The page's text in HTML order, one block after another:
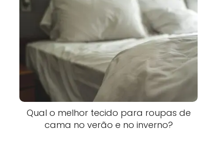
Qual o melhor tecido para roupas de
cama no verão e no inverno?